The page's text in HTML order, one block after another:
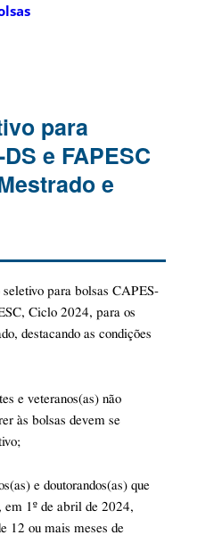
para
e FAPESC
e
para bolsas CAPES-
Ciclo 2024, para os
destacando as condições
e veteranos(as) não
às bolsas devem se
e doutorandos(as) que
em 1º de abril de 2024,
12 ou mais meses de